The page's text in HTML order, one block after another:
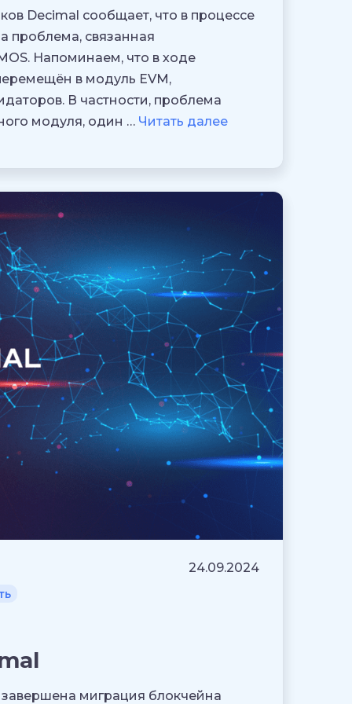
Decimal сообщает, что в процессе
проблема, связанная
Напоминаем, что в ходе
в модуль EVM,
В частности, проблема
модуля, один … Читать далее
24.09.2024
миграция блокчейна